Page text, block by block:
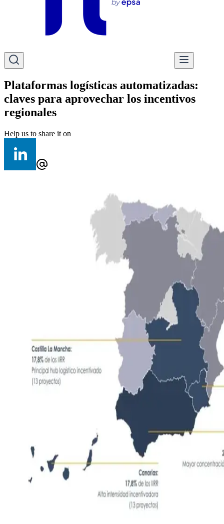
Plataformas logísticas automatizadas:
claves para aprovechar los incentivos
regionales
Help us to share it on